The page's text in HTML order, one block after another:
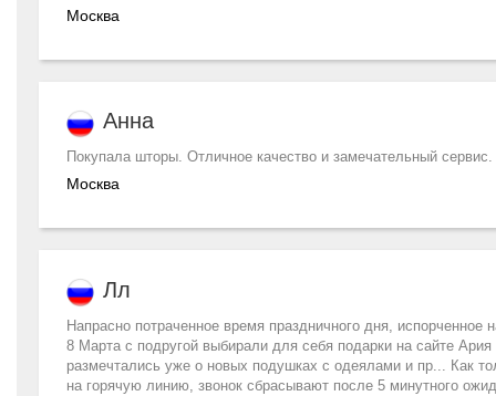
Москва
Анна
Покупала шторы. Отличное качество и замечательный
Москва
Лл
Напрасно потраченное время праздничного дня,
8 Марта с подругой выбирали для себя подарки на сайте
размечтались уже о новых подушках с одеялами и пр... Как
на горячую линию, звонок сбрасывают после 5 минутного